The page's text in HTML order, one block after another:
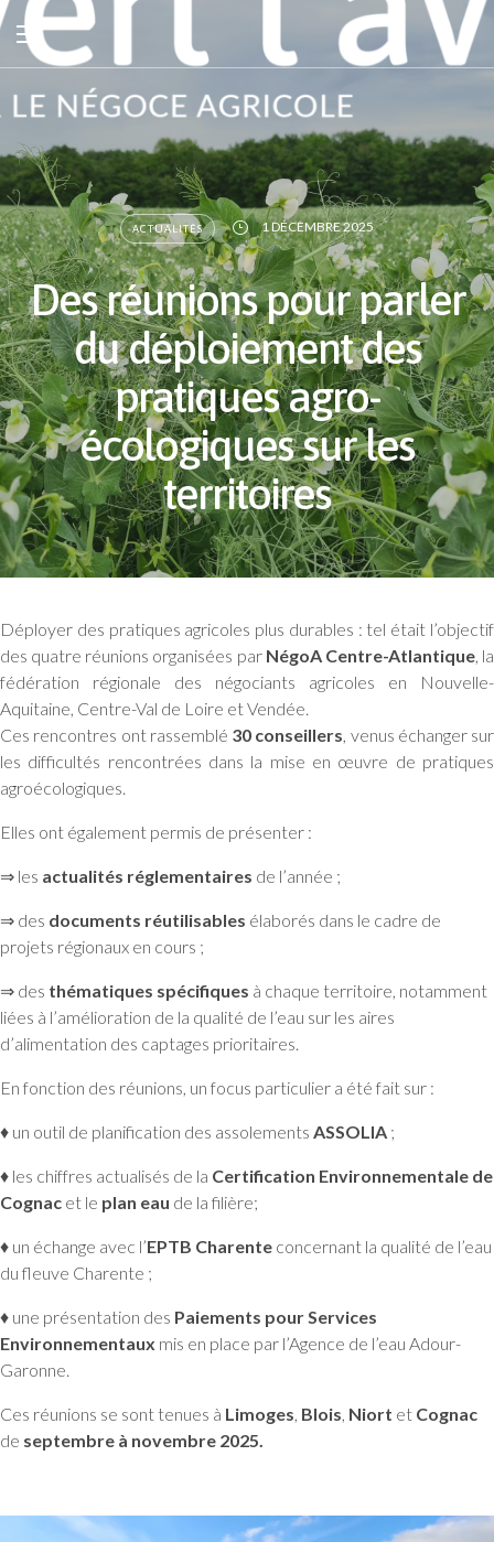
ACTUALITÉS 1 DÉCEMBRE 2025
Des réunions pour parler
du déploiement des
pratiques agro-
écologiques sur les
territoires
Déployer des pratiques agricoles plus durables : tel était l’objectif
des quatre réunions organisées par NégoA Centre-Atlantique, la
fédération régionale des négociants agricoles en Nouvelle-
Aquitaine, Centre-Val de Loire et Vendée.
Ces rencontres ont rassemblé 30 conseillers, venus échanger sur
les difficultés rencontrées dans la mise en œuvre de pratiques
agroécologiques.
Elles ont également permis de présenter :
⇒ les actualités réglementaires de l’année ;
⇒ des documents réutilisables élaborés dans le cadre de
projets régionaux en cours ;
⇒ des thématiques spécifiques à chaque territoire, notamment
liées à l’amélioration de la qualité de l’eau sur les aires
d’alimentation des captages prioritaires.
En fonction des réunions, un focus particulier a été fait sur :
♦ un outil de planification des assolements ASSOLIA ;
♦ les chiffres actualisés de la Certification Environnementale de
Cognac et le plan eau de la filière;
♦ un échange avec l’EPTB Charente concernant la qualité de l’eau
du fleuve Charente ;
♦ une présentation des Paiements pour Services
Environnementaux mis en place par l’Agence de l’eau Adour-
Garonne.
Ces réunions se sont tenues à Limoges, Blois, Niort et Cognac
de septembre à novembre 2025.